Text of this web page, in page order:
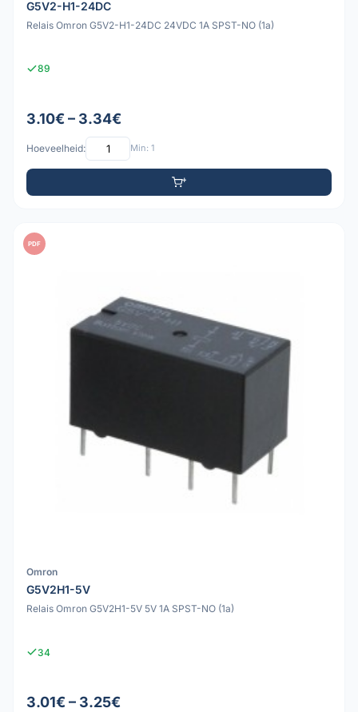
G5V2-H1-24DC
Relais Omron G5V2-H1-24DC 24VDC 1A SPST-NO (1a)
89
3.10€ – 3.34€
Hoeveelheid: Min: 1
PDF
Omron
G5V2H1-5V
Relais Omron G5V2H1-5V 5V 1A SPST-NO (1a)
34
3.01€ – 3.25€